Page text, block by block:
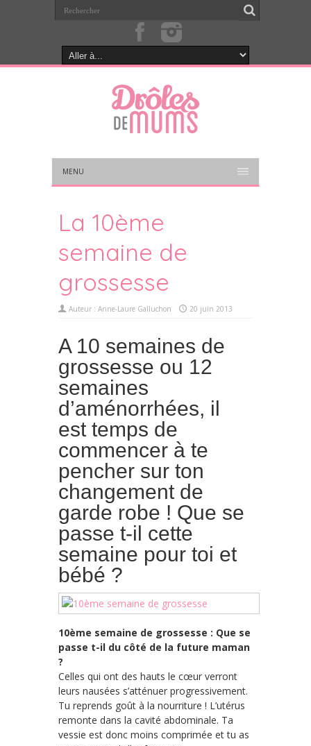
MENU
La 10ème
semaine de
grossesse
Auteur : Anne-Laure Galluchon 20 juin 2013
A 10 semaines de
grossesse ou 12
semaines
d’aménorrhées, il
est temps de
commencer à te
pencher sur ton
changement de
garde robe ! Que se
passe t-il cette
semaine pour toi et
bébé ?
10ème semaine de grossesse : Que se
passe t-il du côté de la future maman
?
Celles qui ont des hauts le cœur verront
leurs nausées s’atténuer progressivement.
Tu reprends goût à la nourriture ! L’utérus
remonte dans la cavité abdominale. Ta
vessie est donc moins comprimée et tu as